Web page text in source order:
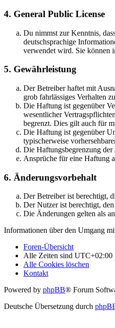
4. General Public License
Du nimmst zur Kenntnis,
deutschsprachige
verwendet wird. Sie können
5. Gewährleistung
Der Betreiber haftet mit
grob fahrlässiges Verhalten
Die Haftung ist gegenüber
wesentlicher
begrenzt. Dies gilt auch für
Die Haftung ist gegenüber
typischerweise
Die Haftungsbegrenzung
Ansprüche für eine Haftung
6. Änderungsvorbehalt
Der Betreiber ist berechtigt,
Der Nutzer ist berechtigt,
Die Änderungen gelten als
Informationen über den Umgang
Foren-Übersicht
Alle Zeiten sind UTC+02:00
Alle Cookies löschen
Kontakt
Powered by phpBB® Forum
Deutsche Übersetzung durch